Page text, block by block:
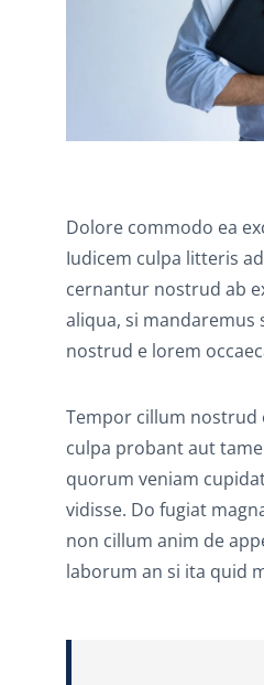
Dolore commodo ea
Iudicem culpa litteris
cernantur nostrud ab
aliqua, si
nostrud e lorem
Tempor cillum nostrud
culpa probant aut
quorum veniam
vidisse. Do fugiat
non cillum anim de
laborum an si ita quid